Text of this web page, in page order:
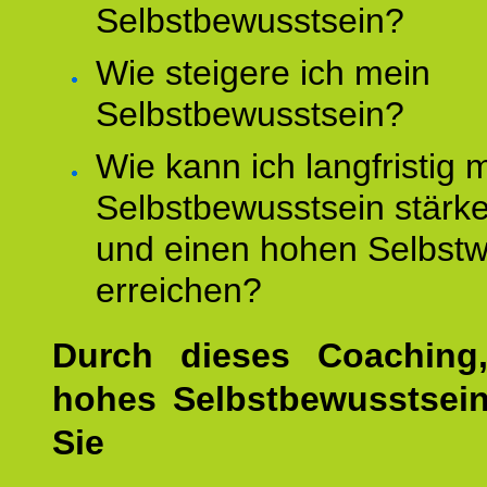
Selbstbewusstsein?
Wie steigere ich mein
Selbstbewusstsein?
Wie kann ich langfristig
Selbstbewusstsein
und einen hohen
erreichen?
Durch dieses
hohes
Sie